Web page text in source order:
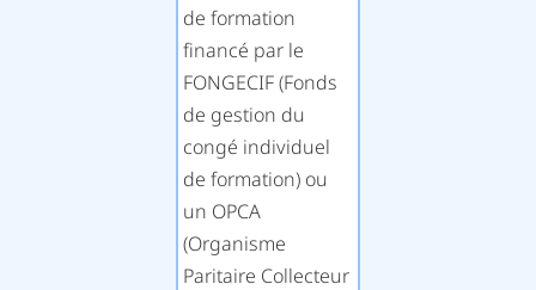
de formation
financé par le
FONGECIF (Fonds
de gestion du
congé individuel
de formation) ou
un OPCA
(Organisme
Paritaire Collecteur